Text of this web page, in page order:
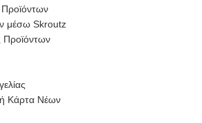
Προϊόντων
μέσω Skroutz
Προϊόντων
Κάρτα Νέων